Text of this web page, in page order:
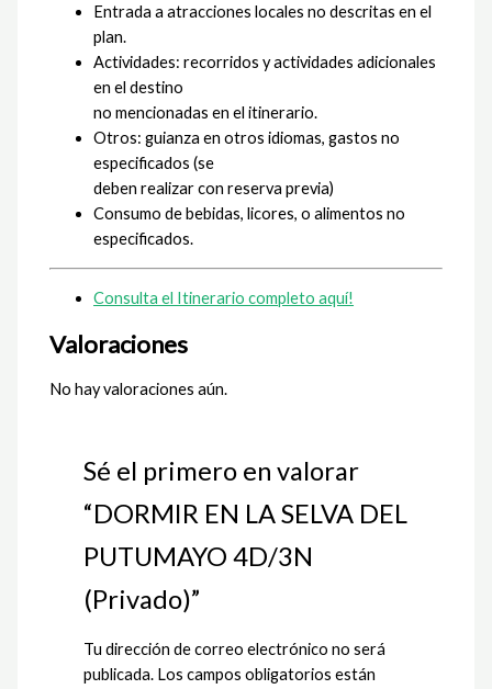
Entrada a atracciones locales no descritas en el
plan.
Actividades: recorridos y actividades adicionales
en el destino
no mencionadas en el itinerario.
Otros: guianza en otros idiomas, gastos no
especificados (se
deben realizar con reserva previa)
Consumo de bebidas, licores, o alimentos no
especificados.
Consulta el Itinerario completo aquí!
Valoraciones
No hay valoraciones aún.
Sé el primero en valorar
“DORMIR EN LA SELVA DEL
PUTUMAYO 4D/3N
(Privado)”
Tu dirección de correo electrónico no será
publicada. Los campos obligatorios están